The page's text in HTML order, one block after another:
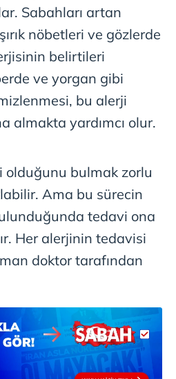
Sabahları artan
nöbetleri ve gözlerde
belirtileri
ve yorgan gibi
bu alerji
almakta yardımcı olur.
olduğunu bulmak zorlu
Ama bu sürecin
tedavi ona
Her alerjinin tedavisi
doktor tarafından